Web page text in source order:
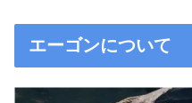
エーゴンについて